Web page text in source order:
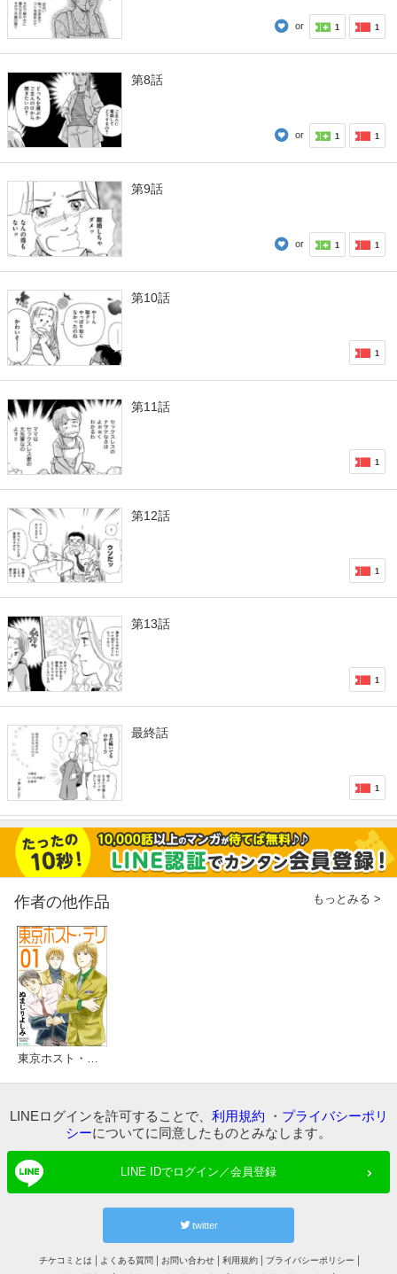
or 1 1
第8話
or 1 1
第9話
or 1 1
第10話
1
第11話
1
第12話
1
第13話
1
最終話
1
作者の他作品 もっとみる >
LINEログインを許可することで、 利用規約 ・ プライバシーポリ
シーについてに同意したものとみなします。
LINE IDでログイン／会員登録
twitter
チケコミとは よくある質問 お問い合わせ 利用規約
プライバシーポリシー